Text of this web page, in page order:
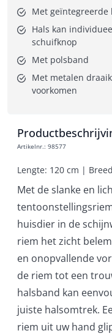
Met geïntegreerde
Hals kan
schuifknop
Met polsband
Met metalen
voorkomen
Artikelnr.: 98577
Lengte: 120 cm |
Met de slanke en
huisdier in de
riem het zicht
en onopvallende
de riem tot een
halsband kan
juiste halsomtrek.
riem uit uw hand